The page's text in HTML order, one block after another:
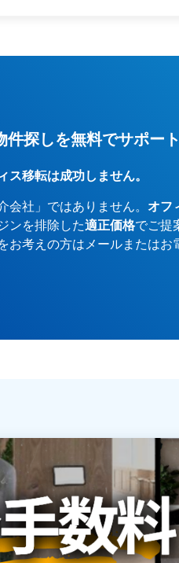
件探しを無料でサポー
移転は成功しません。
社」ではありません。 オフ
ンを排除した適正価格でご提
お考えの方はメールまたは